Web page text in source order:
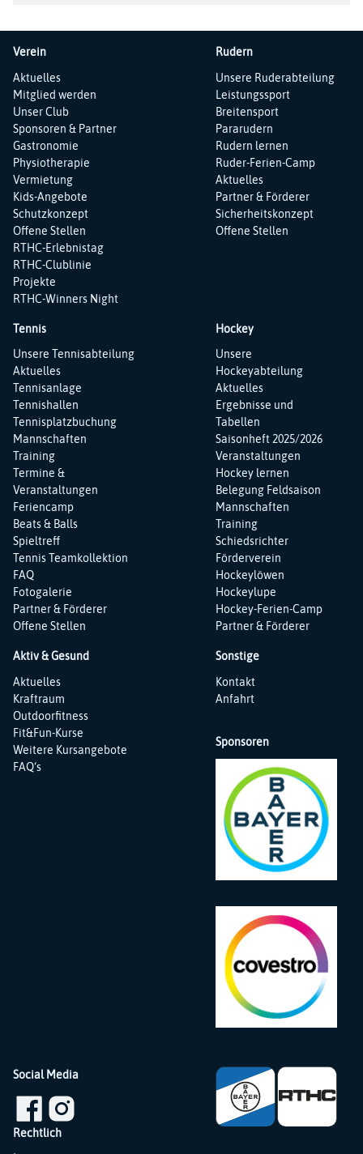
Verein
Navigation
überspringen
Aktuelles
Mitglied werden
Unser Club
Sponsoren & Partner
Gastronomie
Physiotherapie
Vermietung
Kids-Angebote
Schutzkonzept
Offene Stellen
RTHC-Erlebnistag
RTHC-Clublinie
Projekte
RTHC-Winners Night
Rudern
Navigation
überspringen
Unsere Ruderabteilung
Leistungssport
Breitensport
Pararudern
Rudern lernen
Ruder-Ferien-Camp
Aktuelles
Partner & Förderer
Sicherheitskonzept
Offene Stellen
Tennis
Navigation
überspringen
Unsere Tennisabteilung
Aktuelles
Tennisanlage
Tennishallen
Tennisplatzbuchung
Mannschaften
Training
Termine &
Veranstaltungen
Feriencamp
Beats & Balls
Spieltreff
Tennis Teamkollektion
FAQ
Fotogalerie
Partner & Förderer
Offene Stellen
Hockey
Navigation
überspringen
Unsere
Hockeyabteilung
Aktuelles
Ergebnisse und
Tabellen
Saisonheft 2025/2026
Veranstaltungen
Hockey lernen
Belegung Feldsaison
Mannschaften
Training
Schiedsrichter
Förderverein
Hockeylöwen
Hockeylupe
Hockey-Ferien-Camp
Partner & Förderer
Aktiv & Gesund
Navigation
überspringen
Aktuelles
Kraftraum
Outdoorfitness
Fit&Fun-Kurse
Weitere Kursangebote
FAQ‘s
Sonstige
Navigation
überspringen
Kontakt
Anfahrt
Sponsoren
Social Media
Rechtlich